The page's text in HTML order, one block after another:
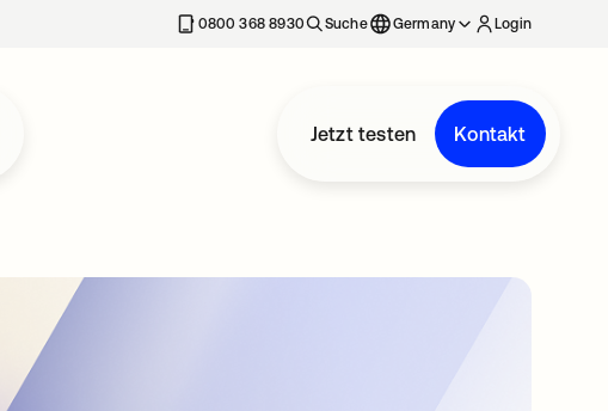
0800 368 8930 Suche Germany Login
Jetzt testen Kontakt